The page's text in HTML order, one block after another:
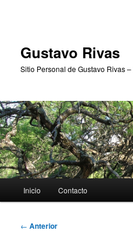
Gustavo Rivas
Sitio Personal de Gustavo Rivas
principal
Inicio Contacto
Navegación
← Anterior